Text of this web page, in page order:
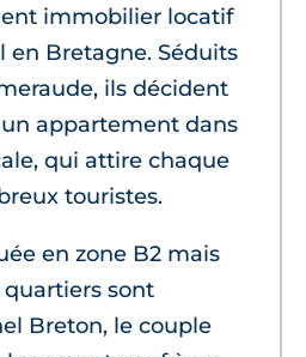
immobilier locatif
en Bretagne. Séduits
ils décident
un appartement dans
qui attire chaque
touristes.
en zone B2 mais
quartiers sont
Breton, le couple